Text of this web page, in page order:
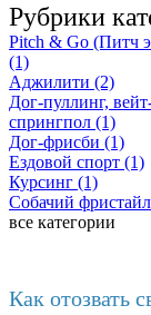
Рубрики
Pitch & Go (Питч
(1)
Аджилити (2)
Дог-пуллинг,
спрингпол (1)
Дог-фрисби (1)
Ездовой спорт (1)
Курсинг (1)
Собачий
все категории
Как отозвать